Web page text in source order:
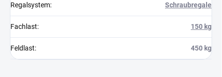
Regalsystem: Schraubregale
Fachlast: 150 kg
Feldlast: 450 kg